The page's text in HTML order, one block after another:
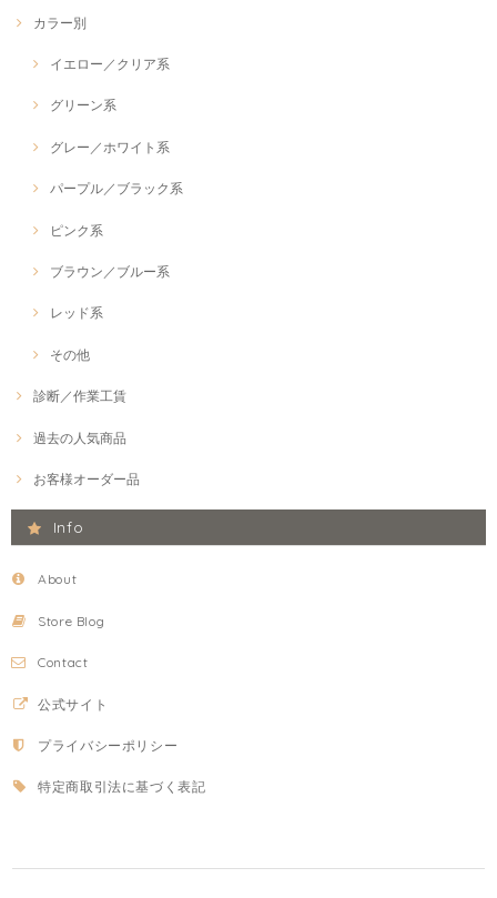
カラー別
イエロー／クリア系
グリーン系
グレー／ホワイト系
パープル／ブラック系
ピンク系
ブラウン／ブルー系
レッド系
その他
診断／作業工賃
過去の人気商品
お客様オーダー品
Info
About
Store Blog
Contact
公式サイト
プライバシーポリシー
特定商取引法に基づく表記